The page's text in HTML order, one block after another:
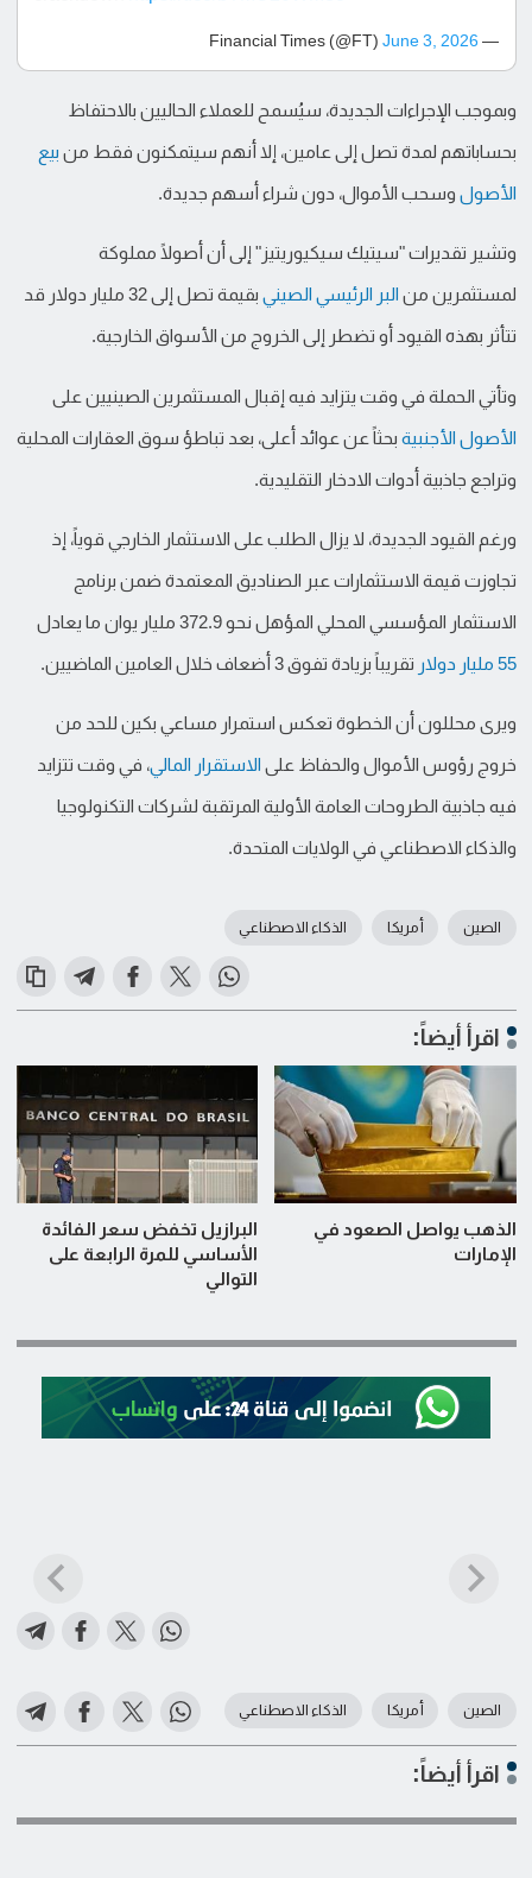
— Financial Times (@FT)
June 3, 2026
وبموجب الإجراءات الجديدة، سيُسمح للعملاء الحاليين بالاحتفاظ
بحساباتهم لمدة تصل إلى عامين، إلا أنهم سيتمكنون فقط من بيع
الأصول وسحب الأموال، دون شراء أسهم جديدة.
وتشير تقديرات "سيتيك سيكيوريتيز" إلى أن أصولًا مملوكة
لمستثمرين من البر الرئيسي الصيني بقيمة تصل إلى 32 مليار دولار قد
تتأثر بهذه القيود أو تضطر إلى الخروج من الأسواق الخارجية.
وتأتي الحملة في وقت يتزايد فيه إقبال المستثمرين الصينيين على
الأصول الأجنبية بحثاً عن عوائد أعلى، بعد تباطؤ سوق العقارات المحلية
وتراجع جاذبية أدوات الادخار التقليدية.
ورغم القيود الجديدة، لا يزال الطلب على الاستثمار الخارجي قوياً، إذ
تجاوزت قيمة الاستثمارات عبر الصناديق المعتمدة ضمن برنامج
الاستثمار المؤسسي المحلي المؤهل نحو 372.9 مليار يوان ما يعادل
55 مليار دولار تقريباً بزيادة تفوق 3 أضعاف خلال العامين الماضيين.
ويرى محللون أن الخطوة تعكس استمرار مساعي بكين للحد من
خروج رؤوس الأموال والحفاظ على الاستقرار المالي، في وقت تتزايد
فيه جاذبية الطروحات العامة الأولية المرتقبة لشركات التكنولوجيا
والذكاء الاصطناعي في الولايات المتحدة.
الصين أمريكا الذكاء الاصطناعي
اقرأ أيضاً:
الذهب يواصل الصعود في
الإمارات
البرازيل تخفض سعر الفائدة
الأساسي للمرة الرابعة على
التوالي
الصين أمريكا الذكاء الاصطناعي
اقرأ أيضاً: